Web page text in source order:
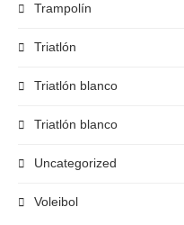
Trampolín
Triatlón
Triatlón blanco
Triatlón blanco
Uncategorized
Voleibol